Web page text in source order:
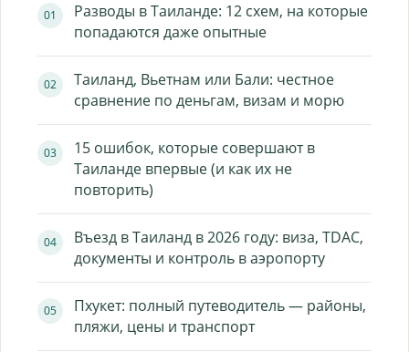
Разводы в Таиланде: 12 схем, на которые
попадаются даже опытные
Таиланд, Вьетнам или Бали: честное
сравнение по деньгам, визам и морю
15 ошибок, которые совершают в
Таиланде впервые (и как их не
повторить)
Въезд в Таиланд в 2026 году: виза, TDAC,
документы и контроль в аэропорту
Пхукет: полный путеводитель — районы,
пляжи, цены и транспорт